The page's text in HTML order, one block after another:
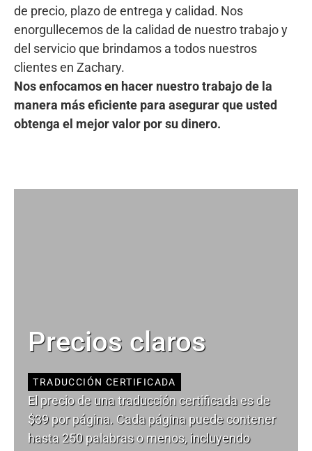
de precio, plazo de entrega y calidad. Nos
enorgullecemos de la calidad de nuestro trabajo y
del servicio que brindamos a todos nuestros
clientes en Zachary.
Nos enfocamos en hacer nuestro trabajo de la
manera más eficiente para asegurar que usted
obtenga el mejor valor por su dinero.
Precios claros
TRADUCCIÓN CERTIFICADA
El precio de una traducción certificada es de
$39 por página. Cada página puede contener
hasta 250 palabras o menos, incluyendo